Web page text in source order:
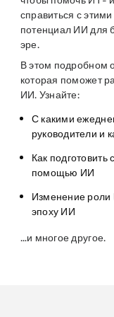
справиться с
потенциал ИИ для
эре.
В этом подробном
которая поможет
ИИ. Узнайте:
С какими
руководители и
Как
помощью ИИ
Изменение роли
эпоху ИИ
…и многое другое.